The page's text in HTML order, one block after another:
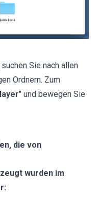
suchen Sie nach allen
Ordnern. Zum
" und bewegen Sie
die von
wurden im